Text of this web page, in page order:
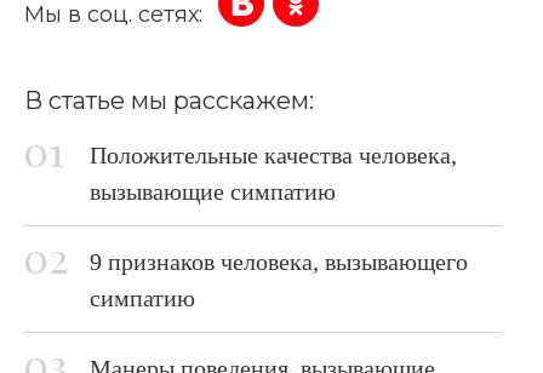
Мы в соц. сетях:
В статье мы расскажем:
Положительные качества человека,
вызывающие симпатию
9 признаков человека, вызывающего
симпатию